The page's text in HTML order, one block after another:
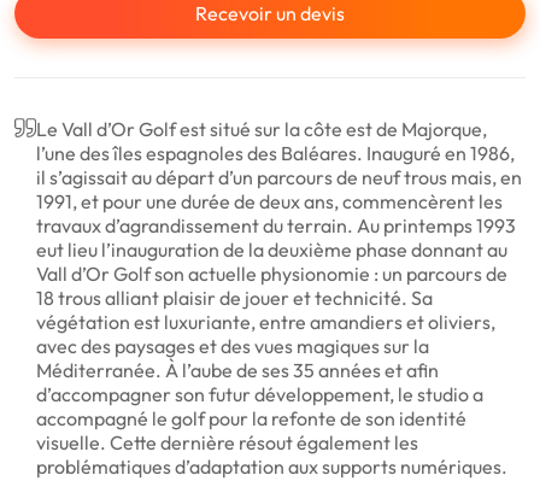
Recevoir un devis
Le Vall d’Or Golf est situé sur la côte est de Majorque,
l’une des îles espagnoles des Baléares. Inauguré en 1986,
il s’agissait au départ d’un parcours de neuf trous mais, en
1991, et pour une durée de deux ans, commencèrent les
travaux d’agrandissement du terrain. Au printemps 1993
eut lieu l’inauguration de la deuxième phase donnant au
Vall d’Or Golf son actuelle physionomie : un parcours de
18 trous alliant plaisir de jouer et technicité. Sa
végétation est luxuriante, entre amandiers et oliviers,
avec des paysages et des vues magiques sur la
Méditerranée. À l’aube de ses 35 années et afin
d’accompagner son futur développement, le studio a
accompagné le golf pour la refonte de son identité
visuelle. Cette dernière résout également les
problématiques d’adaptation aux supports numériques.